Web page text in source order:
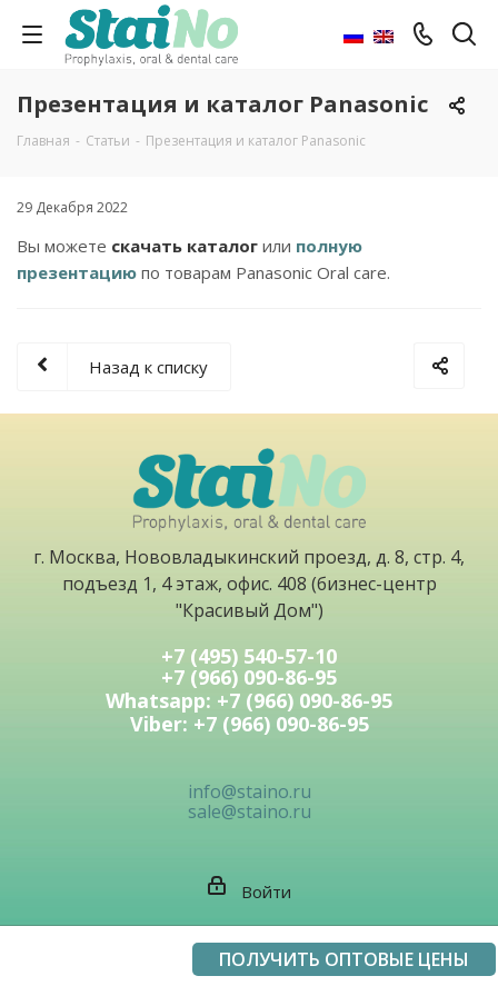
Презентация и каталог Panasonic
Главная - Статьи - Презентация и каталог Panasonic
29 Декабря 2022
Вы можете скачать каталог или полную
презентацию по товарам Panasonic Oral care.
Назад к списку
г. Москва, Нововладыкинский проезд, д. 8, стр. 4,
подъезд 1, 4 этаж, офис. 408 (бизнес-центр
"Красивый Дом")
+7 (495) 540-57-10
+7 (966) 090-86-95
Whatsapp: +7 (966) 090-86-95
Viber: +7 (966) 090-86-95
info@staino.ru
sale@staino.ru
Войти
ПОЛУЧИТЬ ОПТОВЫЕ ЦЕНЫ